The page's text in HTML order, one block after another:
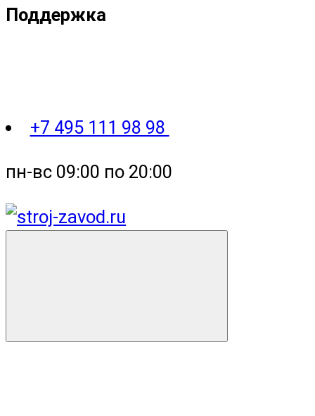
Поддержка
+7 495 111 98 98
пн-вс 09:00 по 20:00